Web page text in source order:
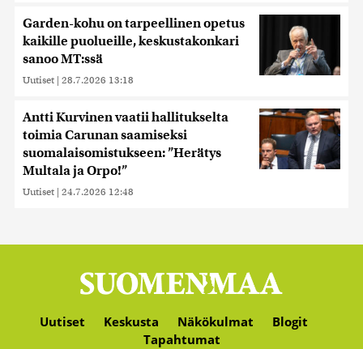
Garden-kohu on tarpeellinen opetus
kaikille puolueille, keskustakonkari
sanoo MT:ssä
Uutiset | 28.7.2026 13:18
Antti Kurvinen vaatii hallitukselta
toimia Carunan saamiseksi
suomalaisomistukseen: ”Herätys
Multala ja Orpo!”
Uutiset | 24.7.2026 12:48
Uutiset Keskusta Näkökulmat
Blogit
Tapahtumat